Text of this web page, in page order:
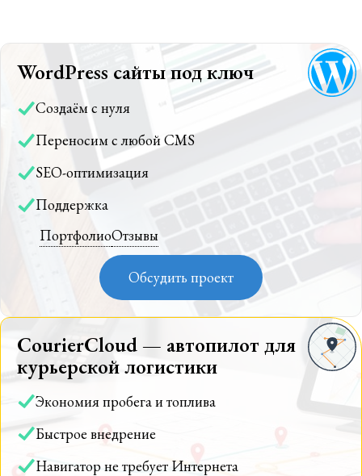
WordPress сайты под ключ
Создаём с нуля
Переносим с любой CMS
SEO-оптимизация
Поддержка
ПортфолиоОтзывы
Обсудить проект
CourierCloud — автопилот для
курьерской логистики
Экономия пробега и топлива
Быстрое внедрение
Навигатор не требует Интернета